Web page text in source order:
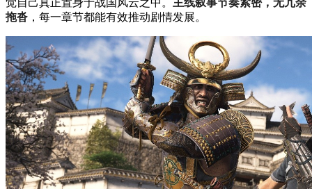
拖沓 ，每一章节都能有效推动剧情发展。